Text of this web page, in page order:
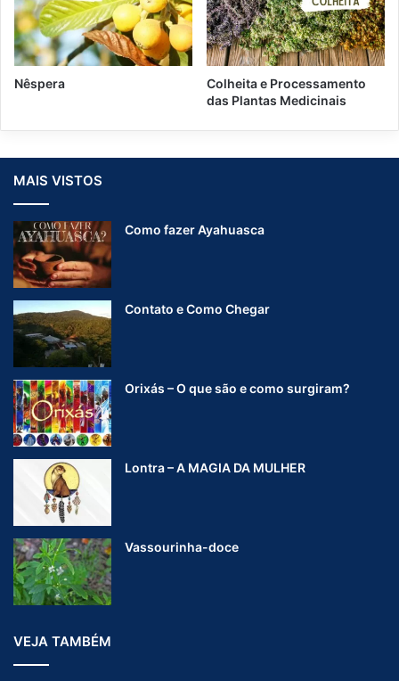
Nêspera
Colheita e Processamento
das Plantas Medicinais
MAIS VISTOS
Como fazer Ayahuasca
Contato e Como Chegar
Orixás – O que são e como surgiram?
Lontra – A MAGIA DA MULHER
Vassourinha-doce
VEJA TAMBÉM